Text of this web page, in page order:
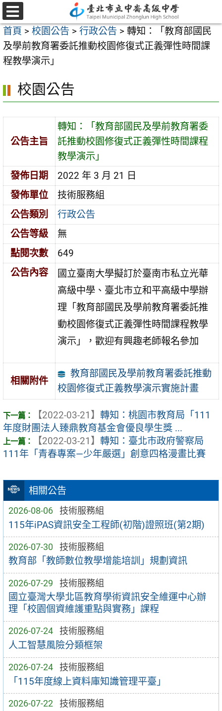
跳
至
主
要
內
區
選
單
首頁 > 校園公告 > 行政公告 > 轉知：「教育部國民
及學前教育署委託推動校園修復式正義彈性時間課
程教學演示」
相關公告
2026-08-06 技術服務組
115年iPAS資訊安全工程師(初階)證照班(第2期)
2026-07-30 技術服務組
教育部「教師數位教學增能培訓」規劃資訊
2026-07-29 技術服務組
國立臺灣大學北區教育學術資訊安全維運中心辦
理「校園個資維護重點與實務」課程
2026-07-24 技術服務組
人工智慧風險分類框架
2026-07-24 技術服務組
「115年度線上資料庫知識管理平臺」
2026-07-22 技術服務組
校園公告
公告主旨
轉知：「教育部國民及學前教育署委
託推動校園修復式正義彈性時間課程
教學演示」
發佈日期
2022 年 3 月 21 日
發佈單位
技術服務組
公告類別
行政公告
公告等級
無
點閱次數
649
公告內容
國立臺南大學擬訂於臺南市私立光華
高級中學、臺北市立和平高級中學辦
理「教育部國民及學前教育署委託推
動校園修復式正義彈性時間課程教學
演示」，歡迎有興趣老師報名參加
相關附件
教育部國民及學前教育署委託推動
校園修復式正義教學演示實施計畫
【2022-03-21】 轉知：桃園市教育局「111
年度財團法人臻鼎教育基金會優良學生獎 ...
【2022-03-21】 轉知：臺北市政府警察局
111年「青春專案—少年嚴選」創意四格漫畫比賽